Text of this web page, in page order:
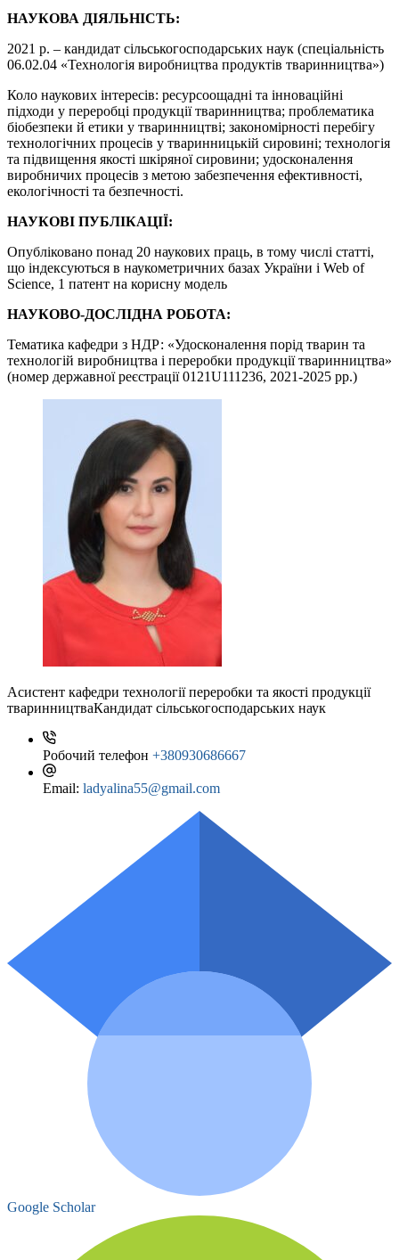
НАУКОВА ДІЯЛЬНІСТЬ:
2021 р. – кандидат сільськогосподарських наук (спеціальність
06.02.04 «Технологія виробництва продуктів тваринництва»)
Коло наукових інтересів: ресурсоощадні та інноваційні
підходи у переробці продукції тваринництва; проблематика
біобезпеки й етики у тваринництві; закономірності перебігу
технологічних процесів у тваринницькій сировині; технологія
та підвищення якості шкіряної сировини; удосконалення
виробничих процесів з метою забезпечення ефективності,
екологічності та безпечності.
НАУКОВІ ПУБЛІКАЦІЇ:
Опубліковано понад 20 наукових праць, в тому числі статті,
що індексуються в наукометричних базах України і Web of
Science, 1 патент на корисну модель
НАУКОВО-ДОСЛІДНА РОБОТА:
Тематика кафедри з НДР: «Удосконалення порід тварин та
технологій виробництва і переробки продукції тваринництва»
(номер державної реєстрації 0121U111236, 2021-2025 рр.)
Асистент кафедри технології переробки та якості продукції
тваринництваКандидат сільськогосподарських наук
Робочий телефон +380930686667
Email: ladyalina55@gmail.com
Google Scholar